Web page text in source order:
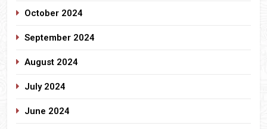
October 2024
September 2024
August 2024
July 2024
June 2024